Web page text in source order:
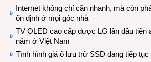
Internet không chỉ cần nhanh, mà còn
ổn định ở mọi góc nhà
TV OLED cao cấp được LG lần đầu tiên
năm ở Việt Nam
Tình hình giá ổ lưu trữ SSD đang tiếp tục